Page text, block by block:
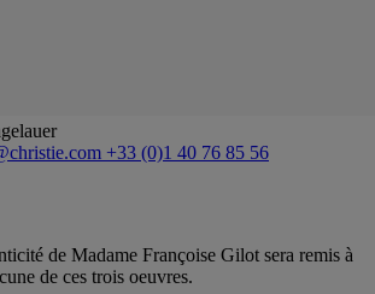
+33 (0)1 40 76 85 56
de Madame Françoise Gilot sera remis à
de ces trois oeuvres.